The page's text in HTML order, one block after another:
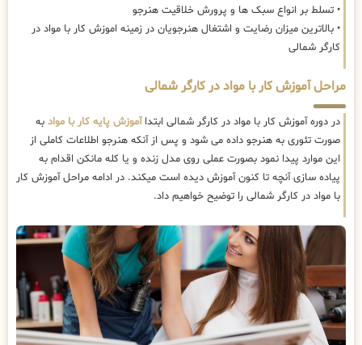
• تسلط بر انواع سبک ها و پرورش خلاقیت هنرجو
• بالاترین میزان رضایت و اشتغال هنرجویان در زمینه اموزش کار با مواد در
کارگر شمالی
مراحل آموزش کار با مواد در کارگر شمالی
در دوره آموزش کار با مواد در کارگر شمالی ابتداآموزش پایه کار با مواد به
صورت تئوری به هنرجو داده می شود و پس از آنکه هنرجو اطلاعات کاملی از
این موارد پیدا نمود بصورت عملی روی مدل زنده و یا کله مانکن اقدام به
پیاده سازی آنچه تا کنون آموزش دیده است میکند. در ادامه مراحل آموزش کار
با مواد در کارگر شمالی را توضیح خواهیم داد.